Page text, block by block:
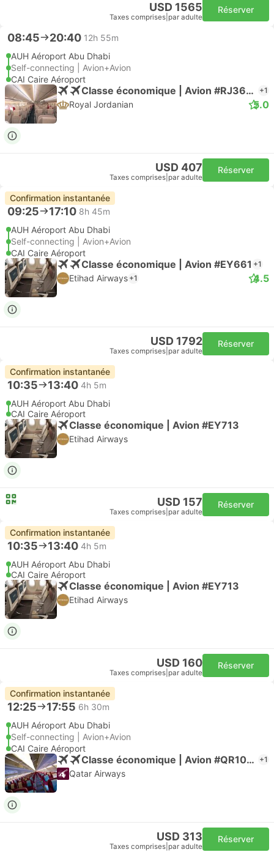
USD 1565
Taxes comprises par adulte
Réserver
08:45 20:40 12h 55m
AUH Aéroport Abu Dhabi
Self-connecting | Avion+Avion
CAI Caire Aéroport
Classe économique | Avion #RJ3602 +1
Royal Jordanian 5.0
USD 407
Taxes comprises par adulte
Réserver
Confirmation instantanée
09:25 17:10 8h 45m
AUH Aéroport Abu Dhabi
Self-connecting | Avion+Avion
CAI Caire Aéroport
Classe économique | Avion #EY661 +1
Etihad Airways +1 4.5
USD 1792
Taxes comprises par adulte
Réserver
Confirmation instantanée
10:35 13:40 4h 5m
AUH Aéroport Abu Dhabi
CAI Caire Aéroport
Classe économique | Avion #EY713
Etihad Airways
USD 157
Taxes comprises par adulte
Réserver
Confirmation instantanée
10:35 13:40 4h 5m
AUH Aéroport Abu Dhabi
CAI Caire Aéroport
Classe économique | Avion #EY713
Etihad Airways
USD 160
Taxes comprises par adulte
Réserver
Confirmation instantanée
12:25 17:55 6h 30m
AUH Aéroport Abu Dhabi
Self-connecting | Avion+Avion
CAI Caire Aéroport
Classe économique | Avion #QR1045 +1
Qatar Airways
USD 313
Taxes comprises par adulte
Réserver